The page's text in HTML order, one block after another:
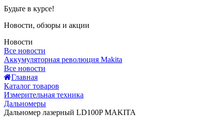
Будьте в курсе!
Новости, обзоры и акции
Новости
Все новости
Аккумуляторная революция Makita
Все новости
Главная
Каталог товаров
Измерительная техника
Дальномеры
Дальномер лазерный LD100P MAKITA